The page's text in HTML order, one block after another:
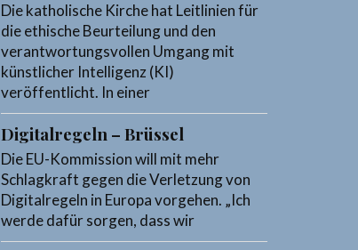
Die katholische Kirche hat Leitlinien für
die ethische Beurteilung und den
verantwortungsvollen Umgang mit
künstlicher Intelligenz (KI)
veröffentlicht. In einer
Digitalregeln – Brüssel
Die EU-Kommission will mit mehr
Schlagkraft gegen die Verletzung von
Digitalregeln in Europa vorgehen. „Ich
werde dafür sorgen, dass wir